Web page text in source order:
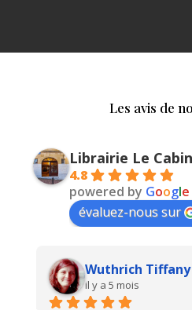
Les avis de
Librairie Le
4.8
powered by Google
évaluez-nous sur
Wuthrich Tiffany
il y a 5 mois